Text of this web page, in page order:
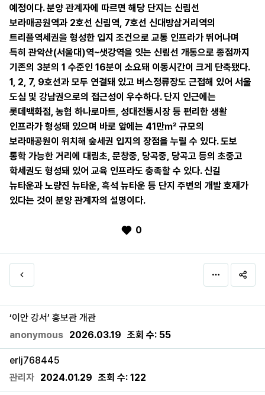
예정이다. 분양 관계자에 따르면 해당 단지는 신림선
보라매공원역과 2호선 신림역, 7호선 신대방삼거리역의
트리플역세권을 형성한 입지 조건으로 교통 인프라가 뛰어나며
특히 관악산(서울대)역~샛강역을 잇는 신림선 개통으로 종점까지
기존의 3분의 1 수준인 16분이 소요돼 이동시간이 크게 단축됐다.
1, 2, 7, 9호선과 모두 연결돼 있고 버스정류장도 근접해 있어 서울
도심 및 강남권으로의 접근성이 우수하다. 단지 인근에는
롯데백화점, 농협 하나로마트, 성대전통시장 등 편리한 생활
인프라가 형성돼 있으며 바로 앞에는 41만㎡ 규모의
보라매공원이 위치해 숲세권 입지의 장점을 누릴 수 있다. 도보
통학 가능한 거리에 대림초, 문창중, 당곡중, 당곡고 등의 초중고
학세권도 형성돼 있어 교육 인프라도 충족할 수 있다. 신길
뉴타운과 노량진 뉴타운, 흑석 뉴타운 등 단지 주변의 개발 호재가
있다는 것이 분양 관계자의 설명이다.
0
‘이안 강서’ 홍보관 개관
anonymous 2026.03.19 조회 수: 55
erlj768445
관리자 2024.01.29 조회 수: 122